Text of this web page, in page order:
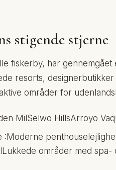
stigende stjerne
fiskerby, har
resorts,
områder for
MilSelwo HillsArroyo
:Moderne
områder med spa-